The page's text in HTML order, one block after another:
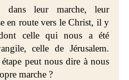
dans leur marche, leur
en route vers le Christ, il y
celle qui nous a été
celle de Jérusalem.
étape peut nous dire à nous
marche ?